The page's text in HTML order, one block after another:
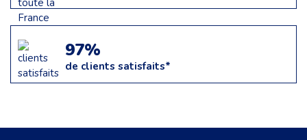
97%
de clients satisfaits*